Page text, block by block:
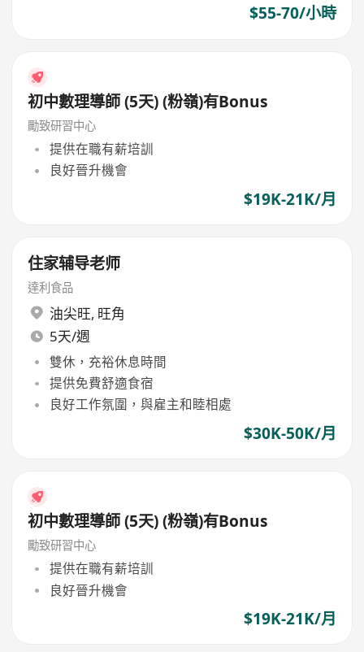
$55-70/小時
初中數理導師 (5天) (粉嶺)有Bonus
勵致研習中心
提供在職有薪培訓
良好晉升機會
$19K-21K/月
住家辅导老师
達利食品
油尖旺, 旺角
5天/週
雙休，充裕休息時間
提供免費舒適食宿
良好工作氛圍，與雇主和睦相處
$30K-50K/月
初中數理導師 (5天) (粉嶺)有Bonus
勵致研習中心
提供在職有薪培訓
良好晉升機會
$19K-21K/月